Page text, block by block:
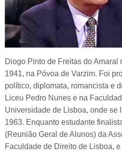
Diogo Pinto de Freitas do Amaral
1941, na Póvoa de Varzim. Foi
político, diplomata, romancista e
Liceu Pedro Nunes e na
Universidade de Lisboa, onde se
1963. Enquanto estudante
(Reunião Geral de Alunos) da
Faculdade de Direito de Lisboa,